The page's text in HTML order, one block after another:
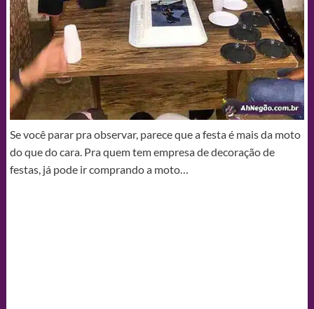
Se você parar pra observar, parece que a festa é mais da moto
do que do cara. Pra quem tem empresa de decoração de
festas, já pode ir comprando a moto…